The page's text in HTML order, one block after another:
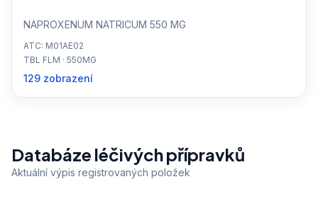
NAPROXENUM NATRICUM 550 MG
ATC: M01AE02
TBL FLM · 550MG
129 zobrazení
Databáze léčivých přípravků
Aktuální výpis registrovaných položek